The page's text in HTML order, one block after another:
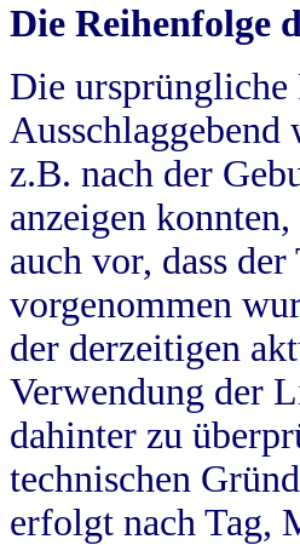
Die Reihenfolge
Die ursprüngliche
z.B. nach der
anzeigen
auch vor, dass
vorgenommen
der derzeitigen
Verwendung der
dahinter zu
technischen
erfolgt nach Tag,